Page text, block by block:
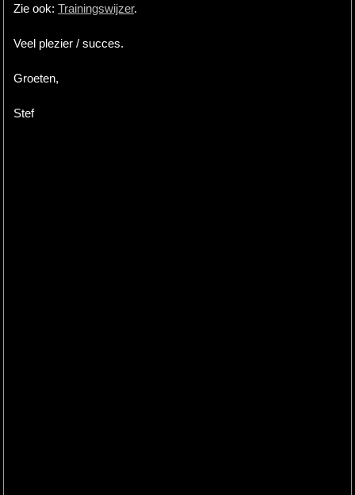
Zie ook: Trainingswijzer.
Veel plezier / succes.
Groeten,
Stef